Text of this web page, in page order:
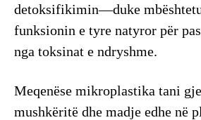
detoksifikimin—duke
funksionin e tyre natyror për
nga toksinat e ndryshme.
Meqenëse mikroplastika tani
mushkëritë dhe madje edhe në